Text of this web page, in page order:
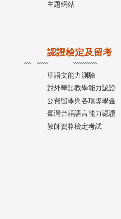
主題網站
認證檢定及留考
華語文能力測驗
對外華語教學能力認證
公費留學與各項獎學金
臺灣台語語言能力認證
教師資格檢定考試